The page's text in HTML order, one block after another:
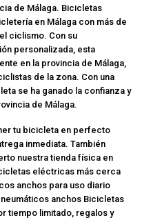
de Málaga. Bicicletas
en Málaga con más de
ciclismo. Con su
personalizada, esta
en la provincia de Málaga,
de la zona. Con una
se ha ganado la confianza y
de Málaga.
tu bicicleta en perfecto
inmediata. También
nuestra tienda física en
eléctricas más cerca
anchos para uso diario
anchos Bicicletas
tiempo limitado, regalos y